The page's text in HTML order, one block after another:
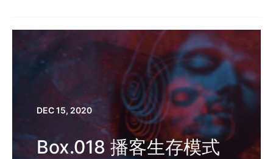
DEC 15, 2020
Box.018 播客生存模式